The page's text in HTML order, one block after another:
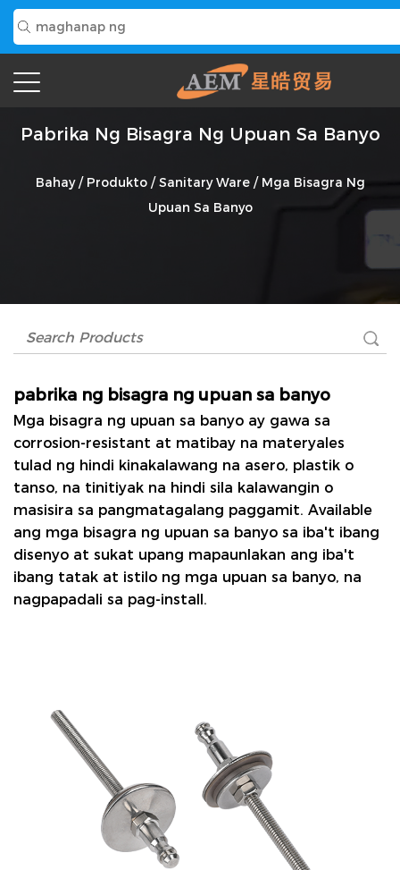
Pabrika Ng Bisagra Ng Upuan Sa Banyo
Bahay/ Produkto/Sanitary Ware/ Mga Bisagra Ng
Upuan Sa Banyo
pabrika ng bisagra ng upuan sa banyo
Mga bisagra ng upuan sa banyo ay gawa sa
corrosion-resistant at matibay na materyales
tulad ng hindi kinakalawang na asero, plastik o
tanso, na tinitiyak na hindi sila kalawangin o
masisira sa pangmatagalang paggamit. Available
ang mga bisagra ng upuan sa banyo sa iba't ibang
disenyo at sukat upang mapaunlakan ang iba't
ibang tatak at istilo ng mga upuan sa banyo, na
nagpapadali sa pag-install.